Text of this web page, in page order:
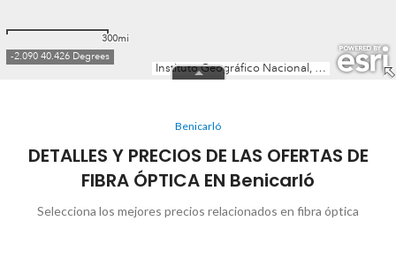
Benicarló
DETALLES Y PRECIOS DE LAS OFERTAS DE
FIBRA ÓPTICA EN Benicarló
Selecciona los mejores precios relacionados en fibra óptica